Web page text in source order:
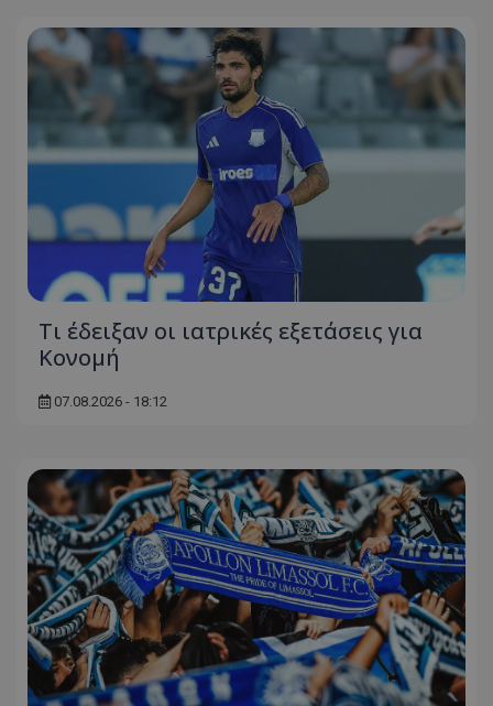
Τι έδειξαν οι ιατρικές εξετάσεις για
Κονομή
07.08.2026 - 18:12